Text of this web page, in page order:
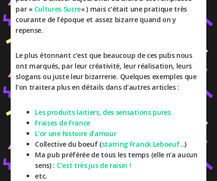
par « Cultures Sucre« ) mais c’était une pratique très
courante de l’époque et assez bizarre quand on y
repense.
Le plus étonnant c’est que beaucoup de ces pubs nous
ont marqués, par leur créativité, leur réalisation, leurs
slogans ou juste leur bizarrerie. Quelques exemples que
l’on traitera plus en détails dans d’autres articles :
Les produits laitiers, des sensations pures
Fraises de France
L’or une histoire d’amour
Collective du boeuf (starring Franck Leboeuf...)
Ma pub préférée de tous les temps (elle n’a aucun
sens) : C’est très jus de raisin !
etc.